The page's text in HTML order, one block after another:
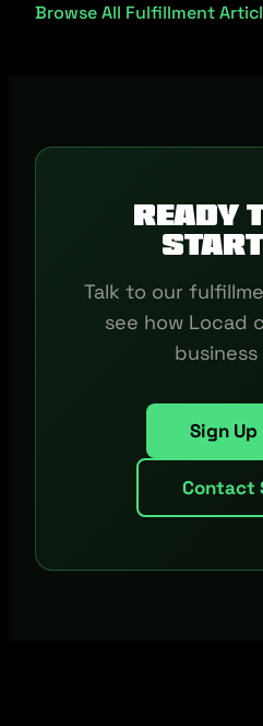
Browse All Fulfillment
Ready
Talk to our
see how Locad
Sign Up
Contact